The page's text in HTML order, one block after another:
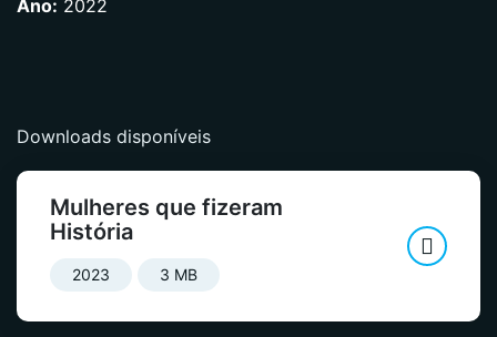
Ano: 2022
Downloads disponíveis
Mulheres que fizeram
História
2023 3 MB